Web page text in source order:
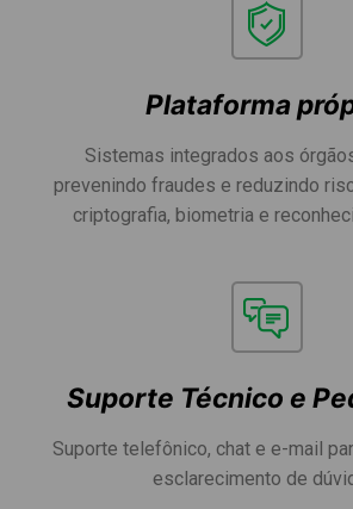
Plataforma
Sistemas integrados aos
prevenindo fraudes e reduzindo
criptografia, biometria e
Suporte Técnico e
Suporte telefônico, chat e e-mail
esclarecimento de